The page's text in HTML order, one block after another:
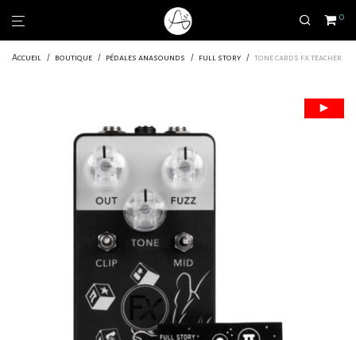
0
Accueil / boutique / pédales anasounds / full story / tone cards fx teacher